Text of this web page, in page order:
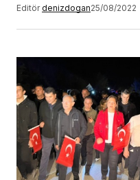
Editör denizdogan25/08/2022